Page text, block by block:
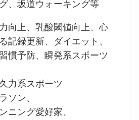
、坂道ウォーキング等
上、乳酸閾値向上、心
記録更新、ダイエット、
、瞬発系スポーツ
系スポーツ
、
愛好家、